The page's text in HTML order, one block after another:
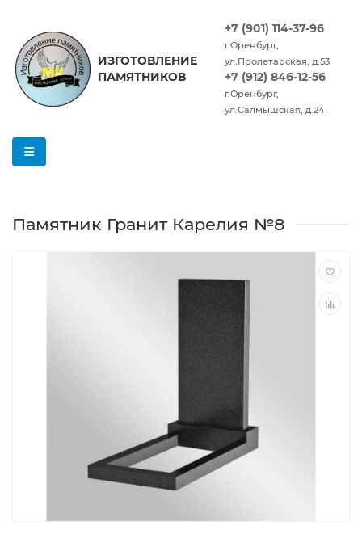
ИЗГОТОВЛЕНИЕ
ПАМЯТНИКОВ
+7 (901) 114-37-96
г.Оренбург,
ул.Пролетарская, д.53
+7 (912) 846-12-56
г.Оренбург,
ул.Салмышская, д.24
Памятник Гранит Карелия №8